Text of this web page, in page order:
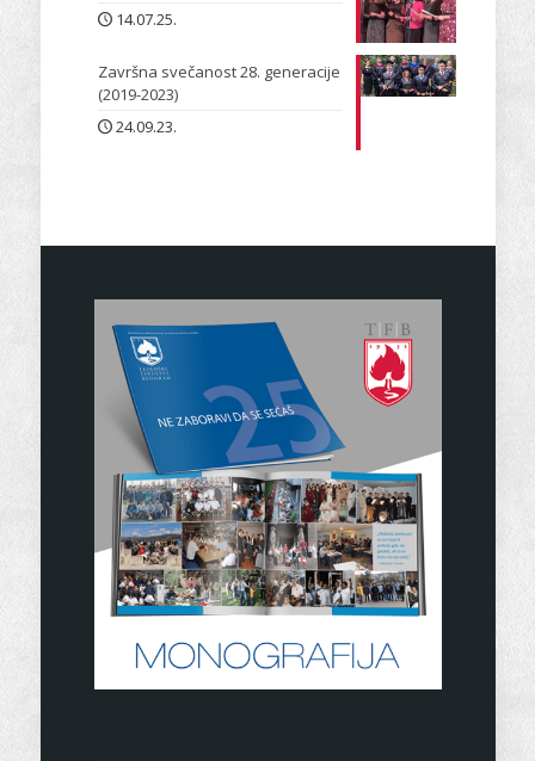
14.07.25.
Završna svečanost 28. generacije
(2019-2023)
24.09.23.